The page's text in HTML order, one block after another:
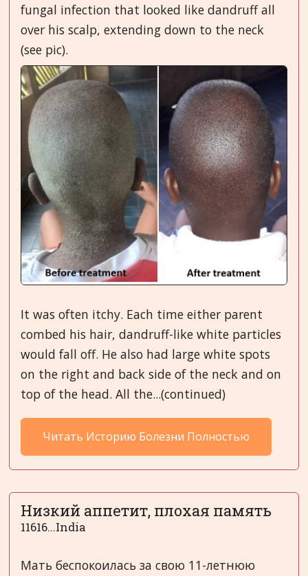
fungal infection that looked like dandruff all
over his scalp, extending down to the neck
(see pic).
It was often itchy. Each time either parent
combed his hair, dandruff-like white particles
would fall off. He also had large white spots
on the right and back side of the neck and on
top of the head. All the...(continued)
Читать Историю Болезни Полностью
Низкий аппетит, плохая память
11616...India
Мать беспокоилась за свою 11-летнюю